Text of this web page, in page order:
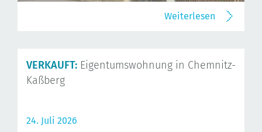
Weiterlesen
VERKAUFT: Eigentumswohnung in Chemnitz-
Kaßberg
24. Juli 2026